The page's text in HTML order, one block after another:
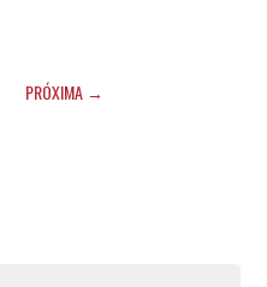
PRÓXIMA →